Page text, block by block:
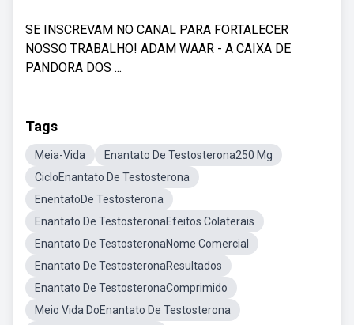
SE INSCREVAM NO CANAL PARA FORTALECER
NOSSO TRABALHO! ADAM WAAR - A CAIXA DE
PANDORA DOS ...
Tags
Meia-Vida
Enantato De Testosterona250 Mg
CicloEnantato De Testosterona
EnentatoDe Testosterona
Enantato De TestosteronaEfeitos Colaterais
Enantato De TestosteronaNome Comercial
Enantato De TestosteronaResultados
Enantato De TestosteronaComprimido
Meio Vida DoEnantato De Testosterona